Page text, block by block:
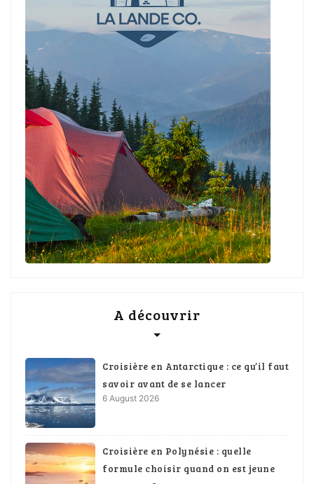
A découvrir
Croisière en Antarctique : ce qu’il faut
savoir avant de se lancer
6 August 2026
Croisière en Polynésie : quelle
formule choisir quand on est jeune